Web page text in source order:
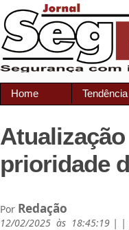
Home Tendência
prioridade
Por Redação
12/02/2025 às 18:45:19 | |